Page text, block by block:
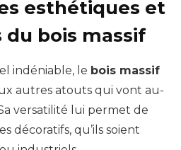
esthétiques et
bois massif
indéniable, le bois massif
autres atouts qui vont au-
versatilité lui permet de
décoratifs, qu’ils soient